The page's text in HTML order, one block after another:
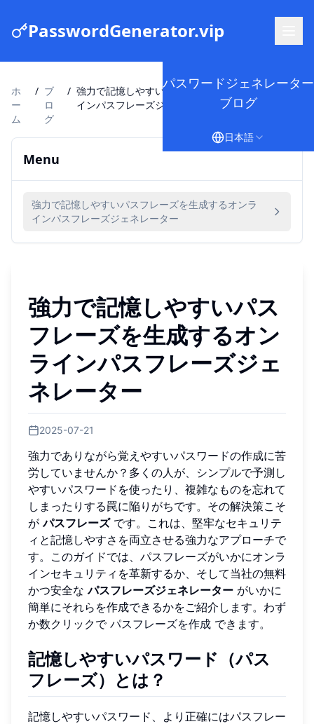
PasswordGenerator.vip
パスワードジェネレーター
ブログ
日本語
ホ
ー
ム
/ ブ
ロ
グ
/ 強力で記憶しやすいパスフレーズを生成するオンラ
インパスフレーズジェネレーター
Menu
強力で記憶しやすいパスフレーズを生成するオンラ
インパスフレーズジェネレーター
強力で記憶しやすいパス
フレーズを生成するオン
ラインパスフレーズジェ
ネレーター
2025-07-21
強力でありながら覚えやすいパスワードの作成に苦
労していませんか？多くの人が、シンプルで予測し
やすいパスワードを使ったり、複雑なものを忘れて
しまったりする罠に陥りがちです。その解決策こそ
がパスフレーズです。これは、堅牢なセキュリテ
ィと記憶しやすさを両立させる強力なアプローチで
す。このガイドでは、パスフレーズがいかにオンラ
インセキュリティを革新するか、そして当社の無料
かつ安全なパスフレーズジェネレーター がいかに
簡単にそれらを作成できるかをご紹介します。わず
か数クリックで パスフレーズを作成 できます。
記憶しやすいパスワード（パス
フレーズ）とは？
記憶しやすいパスワード、より正確にはパスフレー